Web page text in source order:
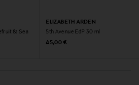
& Sea
ELIZABETH ARDEN
5th Avenue EdP 30 ml
Original Price
45,00 €